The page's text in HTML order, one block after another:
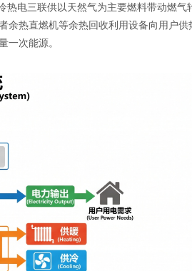
电三联供以天然气为主要燃料带动燃气
热直燃机等余热回收利用设备向用户供
一次能源。